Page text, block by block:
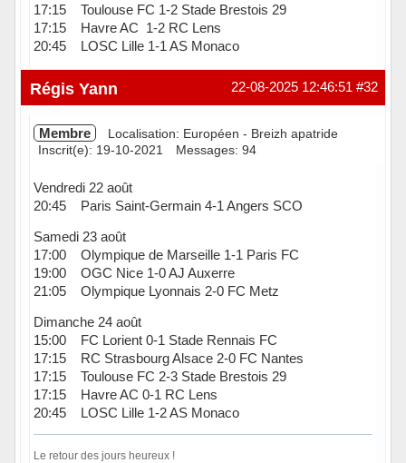
17:15 Toulouse FC 1-2 Stade Brestois 29
17:15 Havre AC 1-2 RC Lens
20:45 LOSC Lille 1-1 AS Monaco
Hors ligne #32
22-08-2025 12:46:51
Régis Yann
Membre
Localisation: Européen - Breizh apatride
Inscrit(e): 19-10-2021
Messages: 94
Vendredi 22 août
20:45 Paris Saint-Germain 4-1 Angers SCO
Samedi 23 août
17:00 Olympique de Marseille 1-1 Paris FC
19:00 OGC Nice 1-0 AJ Auxerre
21:05 Olympique Lyonnais 2-0 FC Metz
Dimanche 24 août
15:00 FC Lorient 0-1 Stade Rennais FC
17:15 RC Strasbourg Alsace 2-0 FC Nantes
17:15 Toulouse FC 2-3 Stade Brestois 29
17:15 Havre AC 0-1 RC Lens
20:45 LOSC Lille 1-2 AS Monaco
Le retour des jours heureux !